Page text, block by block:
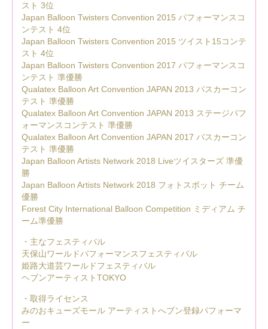
スト 3位
Japan Balloon Twisters Convention 2015 パフォーマンスコ
ンテスト 4位
Japan Balloon Twisters Convention 2015 ツイスト15コンテ
スト 4位
Japan Balloon Twisters Convention 2017 パフォーマンスコ
ンテスト 準優勝
Qualatex Balloon Art Convention JAPAN 2013 バスカーコン
テスト 準優勝
Qualatex Balloon Art Convention JAPAN 2013 ステージパフ
ォーマンスコンテスト 準優勝
Qualatex Balloon Art Convention JAPAN 2017 バスカーコン
テスト 準優勝
Japan Balloon Artists Network 2018 Liveツイスターズ 準優
勝
Japan Balloon Artists Network 2018 フォトスポット チーム
優勝
Forest City International Balloon Competition ミディアム チ
ーム準優勝
・主なフェスティバル
天保山ワールドパフォーマンスフェスティバル
姫路大道芸ワールドフェスティバル
ヘブンアーティストTOKYO
・取得ライセンス
みのおキューズモール アーティストへブン登録パフォーマ
ー